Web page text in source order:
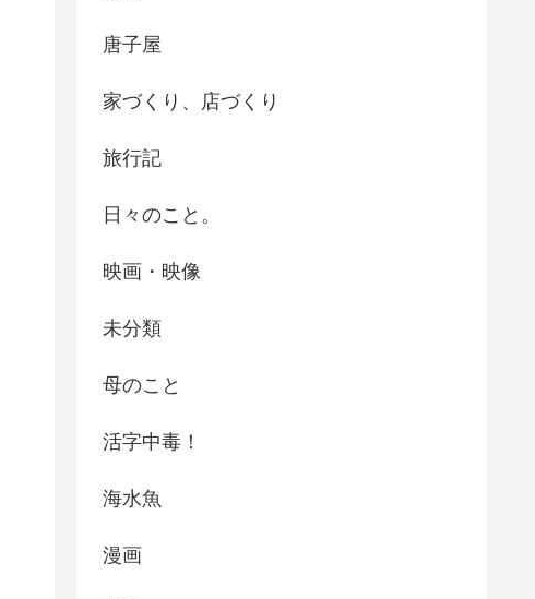
唐子屋
家づくり、店づくり
旅行記
日々のこと。
映画・映像
未分類
母のこと
活字中毒！
海水魚
漫画